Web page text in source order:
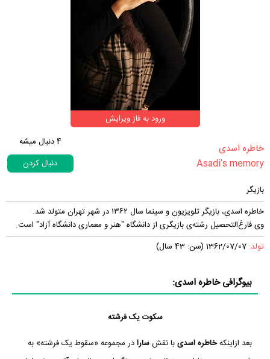
ورود به فاز ویرایش
‏خاطره اسدی‏
Asadi's memory
4دنبال میشه
دنبال کردن
بازیگر
خاطره اسدی، بازیگر تلویزیون و سینما سال ۱۳۶۲ در شهر تهران متولد شد.
وی فارغ‌التحصیل رشته‌ی بازیگری از دانشگاه "هنر و معماری دانشگاه آزاد" است.
تولد:
بیوگرافی خاطره اسدی:
سکوت یک فرشته
بعد ازاینکهخاطره اسدیبا نقشسارادر مجموعه «سقوط یک فرشته» به